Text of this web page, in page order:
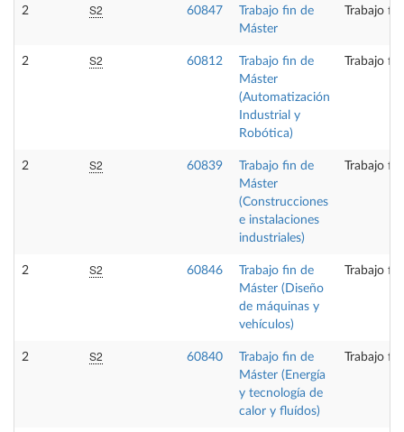
2 S2 60847
Trabajo fin de
Máster
Trabajo
2 S2 60812
Trabajo fin de
Máster
(Automatización
Industrial y
Robótica)
Trabajo
2 S2 60839
Trabajo fin de
Máster
(Construcciones
e instalaciones
industriales)
Trabajo
2 S2 60846
Trabajo fin de
Máster (Diseño
de máquinas y
vehículos)
Trabajo
2 S2 60840
Trabajo fin de
Máster (Energía
y tecnología de
calor y fluídos)
Trabajo